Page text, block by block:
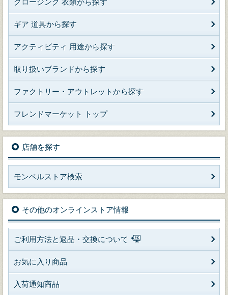
クロージング 衣類から探す
ギア 道具から探す
アクティビティ 用途から探す
取り扱いブランドから探す
ファクトリー・アウトレットから探す
フレンドマーケット トップ
店舗を探す
モンベルストア検索
その他のオンラインストア情報
ご利用方法と返品・交換について
お気に入り商品
入荷通知商品